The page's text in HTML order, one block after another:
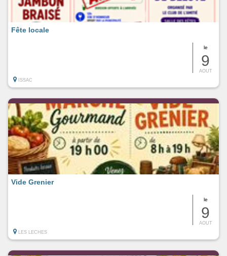
le
9
AOUT
Fête locale
ISSAC
le
9
AOUT
Vide Grenier
LES LECHES